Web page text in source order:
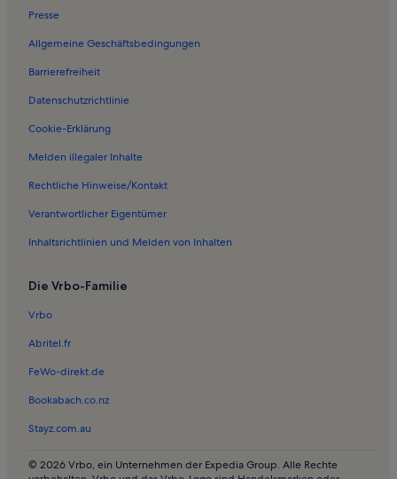
Presse
Allgemeine Geschäftsbedingungen
Barrierefreiheit
Datenschutzrichtlinie
Cookie-Erklärung
Melden illegaler Inhalte
Rechtliche Hinweise/Kontakt
Verantwortlicher Eigentümer
Inhaltsrichtlinien und Melden von Inhalten
Die Vrbo-Familie
Vrbo
Abritel.fr
FeWo-direkt.de
Bookabach.co.nz
Stayz.com.au
© 2026 Vrbo, ein Unternehmen der Expedia Group. Alle Rechte